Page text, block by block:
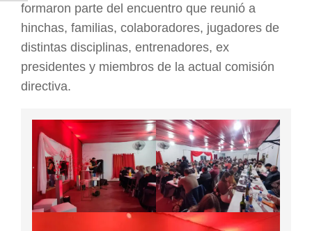
formaron parte del encuentro que reunió a
hinchas, familias, colaboradores, jugadores de
distintas disciplinas, entrenadores, ex
presidentes y miembros de la actual comisión
directiva.